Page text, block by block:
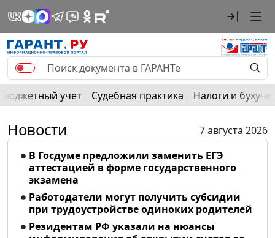
Бюджетный учет Судебная практика Налоги и
Новости
7 августа 2026
В Госдуме предложили заменить ЕГЭ
аттестацией в форме государственного
экзамена
Работодатели могут получить субсидии
при трудоустройстве одиноких родителей
Резидентам РФ указали на нюансы